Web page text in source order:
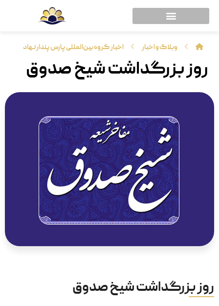
وبلاگ و اخبار اخبار گروه بین‌المللی پارس پندار نهاد
روز بزرگداشت شیخ صدوق
روز بزرگداشت شیخ صدوق